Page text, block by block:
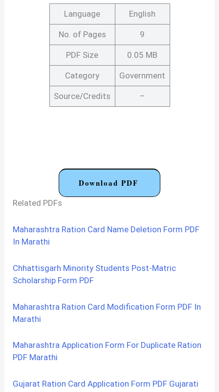
Language English
No. of Pages 9
PDF Size 0.05 MB
Category Government
Source/Credits –
Download PDF
Related PDFs
Maharashtra Ration Card Name Deletion Form PDF
In Marathi
Chhattisgarh Minority Students Post-Matric
Scholarship Form PDF
Maharashtra Ration Card Modification Form PDF In
Marathi
Maharashtra Application Form For Duplicate Ration
PDF Marathi
Gujarat Ration Card Application Form PDF Gujarati